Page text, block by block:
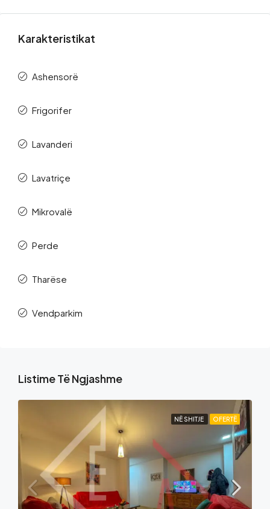
Karakteristikat
Ashensorë
Frigorifer
Lavanderi
Lavatriçe
Mikrovalë
Perde
Tharëse
Vendparkim
Listime Të Ngjashme
NË SHITJE OFERTË